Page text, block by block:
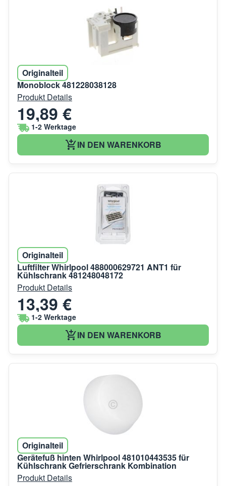
Originalteil
Monoblock 481228038128
Produkt Details
19,89 €
1-2 Werktage
IN DEN WARENKORB
Originalteil
Luftfilter Whirlpool 488000629721 ANT1 für
Kühlschrank 481248048172
Produkt Details
13,39 €
1-2 Werktage
IN DEN WARENKORB
Originalteil
Gerätefuß hinten Whirlpool 481010443535 für
Kühlschrank Gefrierschrank Kombination
Produkt Details